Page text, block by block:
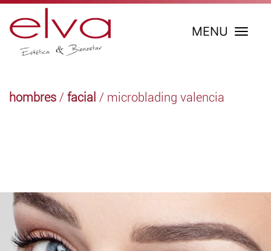
MENU
hombres / facial / microblading valencia